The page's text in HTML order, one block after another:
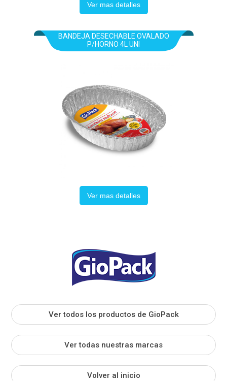
Ver mas detalles
BANDEJA DESECHABLE OVALADO
P/HORNO 4L UNI
Ver mas detalles
Ver todos los productos de GioPack
Ver todas nuestras marcas
Volver al inicio